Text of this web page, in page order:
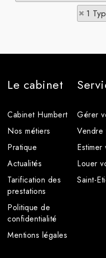
1
Le cabinet
Cabinet Humbert
Nos métiers
Pratique
Actualités
Tarification des
prestations
Politique de
confidentialité
Mentions légales
Gérer
Vendre
Louer
Saint-